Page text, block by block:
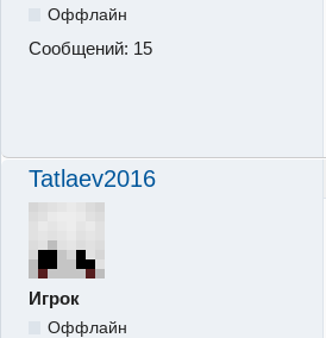
Оффлайн
Сообщений: 15
Tatlaev2016
Игрок
Оффлайн